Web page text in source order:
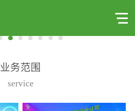
业务范围
service